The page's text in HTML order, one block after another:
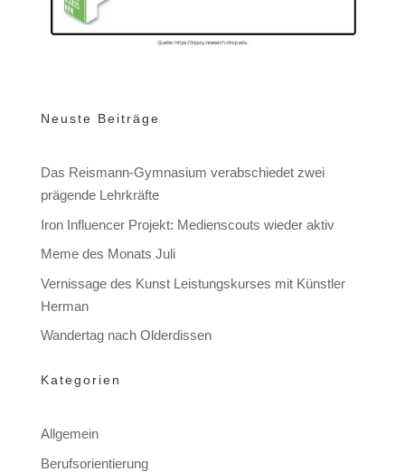
Neuste Beiträge
Das Reismann-Gymnasium verabschiedet zwei
prägende Lehrkräfte
Iron Influencer Projekt: Medienscouts wieder aktiv
Meme des Monats Juli
Vernissage des Kunst Leistungskurses mit Künstler
Herman
Wandertag nach Olderdissen
Kategorien
Allgemein
Berufsorientierung